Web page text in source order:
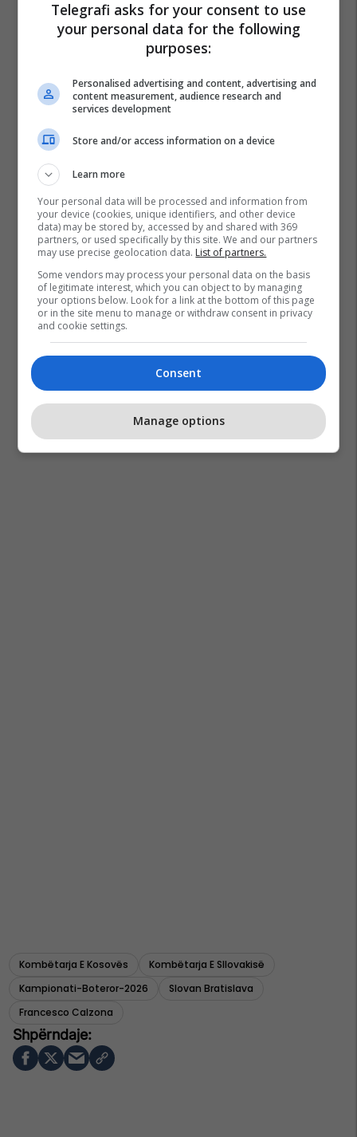
Kombëtarja E Kosovës
Kombëtarja E Sllovakisë
Kampionati-Boteror-2026
Slovan Bratislava
Francesco Calzona
Telegrafi asks for your consent to use
your personal data for the following
purposes:
Personalised advertising and content, advertising and
content measurement, audience research and
services development
Store and/or access information on a device
Learn more
Your personal data will be processed and information from
your device (cookies, unique identifiers, and other device
data) may be stored by, accessed by and shared with 369
partners, or used specifically by this site. We and our partners
may use precise geolocation data. List of partners.
Some vendors may process your personal data on the basis
of legitimate interest, which you can object to by managing
your options below. Look for a link at the bottom of this page
or in the site menu to manage or withdraw consent in privacy
and cookie settings.
Consent
Manage options